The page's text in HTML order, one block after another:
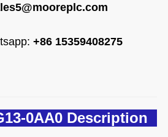
+86 15359408275
0AA0 Description